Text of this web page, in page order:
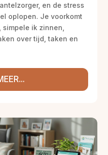
en de stress
oplopen. Je voorkomt
ik zinnen,
over tijd, taken en